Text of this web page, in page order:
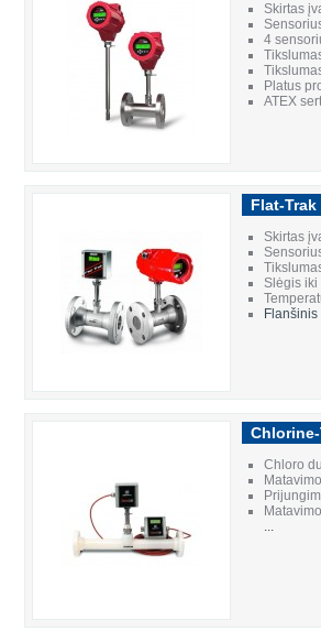
Skirtas
4
Platus
ATEX
Flat-Trak
Skirtas
Slėgis iki
Chloro
...